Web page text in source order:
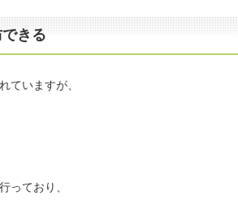
きる
ていますが、
っており、